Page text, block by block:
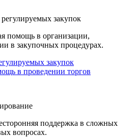
закупок
помощь в организации,
в закупочных процедурах.
закупок
в проведении торгов
поддержка в сложных
вопросах.